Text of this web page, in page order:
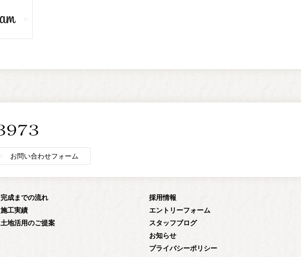
お問い合わせフォーム
完成までの流れ
施工実績
土地活用のご提案
採用情報
エントリーフォーム
スタッフブログ
お知らせ
プライバシーポリシー